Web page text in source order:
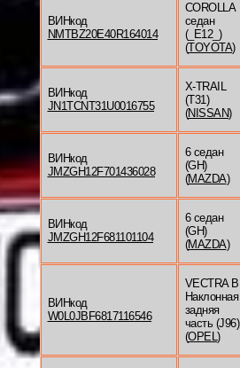
ВИНкод
NMTBZ20E40R164014
COROLLA
седан
(_E12_)
(TOYOTA)
ВИНкод
JN1TCNT31U0016755
X-TRAIL
(T31)
(NISSAN)
ВИНкод
JMZGH12F701436028
6 седан
(GH)
(MAZDA)
ВИНкод
JMZGH12F681101104
6 седан
(GH)
(MAZDA)
ВИНкод
W0L0JBF6817116546
VECTRA B
Наклонная
задняя
часть (J96)
(OPEL)